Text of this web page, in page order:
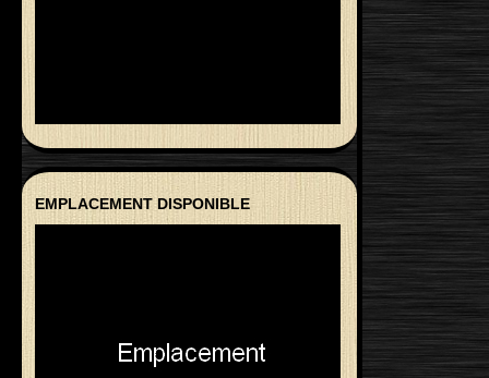
EMPLACEMENT DISPONIBLE